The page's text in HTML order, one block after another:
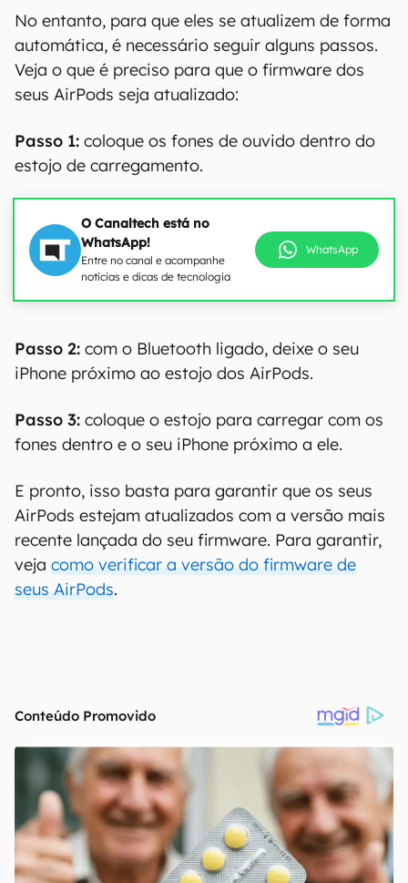
No entanto, para que eles se atualizem de forma
automática, é necessário seguir alguns passos.
Veja o que é preciso para que o firmware dos
seus AirPods seja atualizado:
Passo 1: coloque os fones de ouvido dentro do
estojo de carregamento.
O Canaltech está no
WhatsApp!
Entre no canal e acompanhe
notícias e dicas de tecnologia
WhatsApp
Passo 2: com o Bluetooth ligado, deixe o seu
iPhone próximo ao estojo dos AirPods.
Passo 3: coloque o estojo para carregar com os
fones dentro e o seu iPhone próximo a ele.
E pronto, isso basta para garantir que os seus
AirPods estejam atualizados com a versão mais
recente lançada do seu firmware. Para garantir,
veja como verificar a versão do firmware de
seus AirPods.